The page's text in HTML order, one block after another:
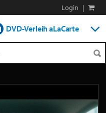
Login |
DVD-Verleih aLaCarte